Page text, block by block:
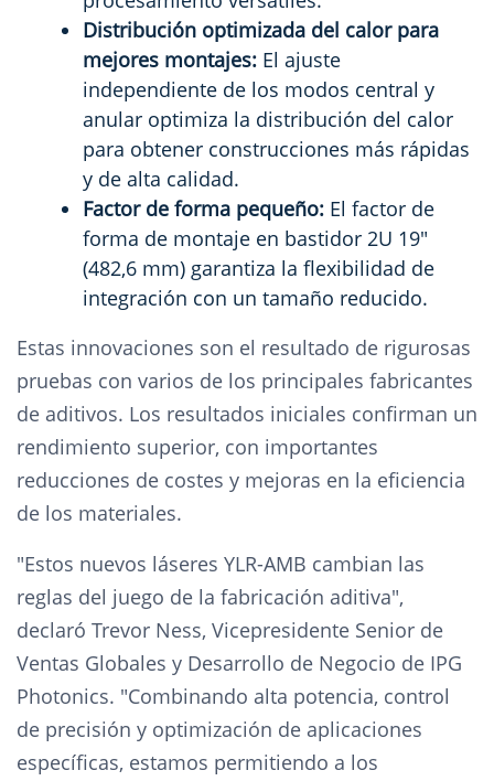
Distribución optimizada del calor para
mejores montajes: El ajuste
independiente de los modos central y
anular optimiza la distribución del calor
para obtener construcciones más rápidas
y de alta calidad.
Factor de forma pequeño: El factor de
forma de montaje en bastidor 2U 19"
(482,6 mm) garantiza la flexibilidad de
integración con un tamaño reducido.
Estas innovaciones son el resultado de rigurosas
pruebas con varios de los principales fabricantes
de aditivos. Los resultados iniciales confirman un
rendimiento superior, con importantes
reducciones de costes y mejoras en la eficiencia
de los materiales.
"Estos nuevos láseres YLR-AMB cambian las
reglas del juego de la fabricación aditiva",
declaró Trevor Ness, Vicepresidente Senior de
Ventas Globales y Desarrollo de Negocio de IPG
Photonics. "Combinando alta potencia, control
de precisión y optimización de aplicaciones
específicas, estamos permitiendo a los